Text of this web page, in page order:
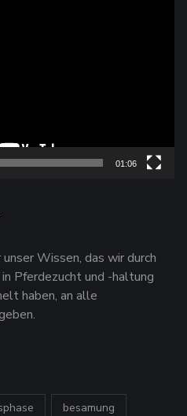
01:06
Wissen, das wir durch
Pferdezucht und -haltung
haben, an alle
besamung